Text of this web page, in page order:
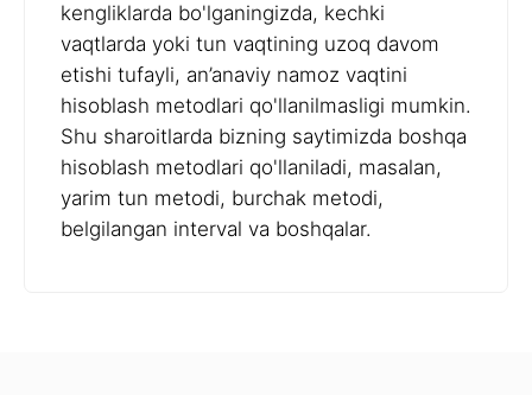
kengliklarda bo'lganingizda, kechki
vaqtlarda yoki tun vaqtining uzoq davom
etishi tufayli, an’anaviy namoz vaqtini
hisoblash metodlari qo'llanilmasligi mumkin.
Shu sharoitlarda bizning saytimizda boshqa
hisoblash metodlari qo'llaniladi, masalan,
yarim tun metodi, burchak metodi,
belgilangan interval va boshqalar.